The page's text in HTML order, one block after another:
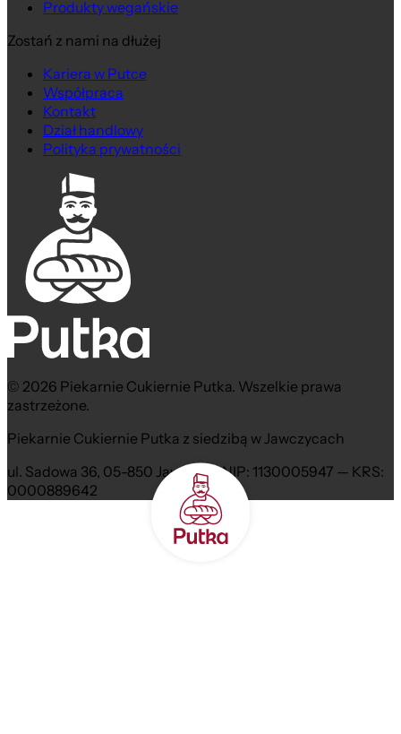
Produkty wegańskie
Zostań z nami na dłużej
Kariera w Putce
Współpraca
Kontakt
Dział handlowy
Polityka prywatności
© 2026 Piekarnie Cukiernie Putka. Wszelkie prawa
zastrzeżone.
Piekarnie Cukiernie Putka z siedzibą w Jawczycach
ul. Sadowa 36, 05-850 Jawczyce NIP: 1130005947 — KRS:
0000889642